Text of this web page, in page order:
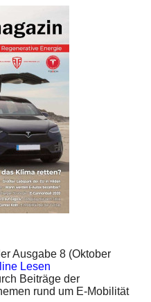
Ausgabe 8 (Oktober
Lesen
Beiträge der
rund um E-Mobilität